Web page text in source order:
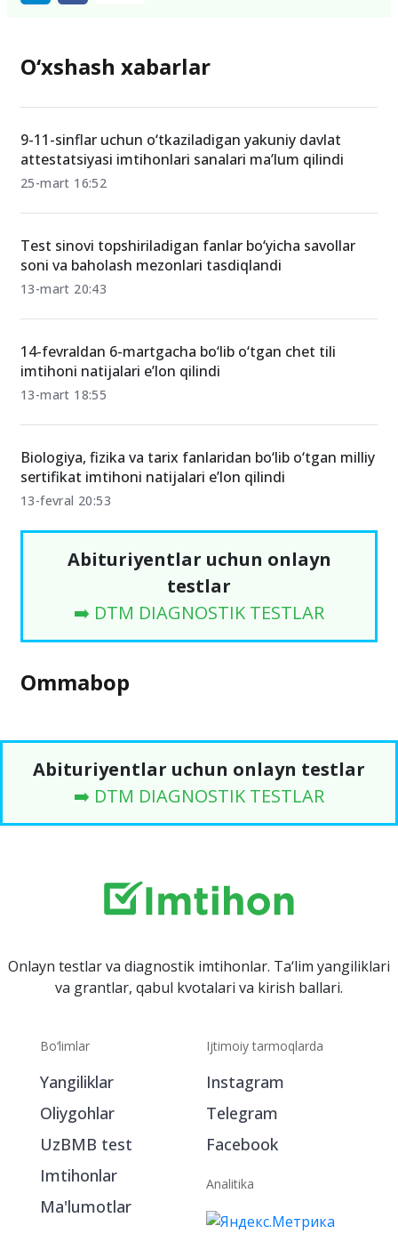
O‘xshash xabarlar
9-11-sinflar uchun o‘tkaziladigan yakuniy davlat
attestatsiyasi imtihonlari sanalari ma’lum qilindi
25-mart 16:52
Test sinovi topshiriladigan fanlar bo‘yicha savollar
soni va baholash mezonlari tasdiqlandi
13-mart 20:43
14-fevraldan 6-martgacha bo‘lib o‘tgan chet tili
imtihoni natijalari e’lon qilindi
13-mart 18:55
Biologiya, fizika va tarix fanlaridan bo‘lib o‘tgan milliy
sertifikat imtihoni natijalari e’lon qilindi
13-fevral 20:53
Abituriyentlar uchun onlayn
testlar
➡️ DTM DIAGNOSTIK TESTLAR
Ommabop
Abituriyentlar uchun onlayn testlar
➡️ DTM DIAGNOSTIK TESTLAR
Onlayn testlar va diagnostik imtihonlar. Ta‘lim yangiliklari
va grantlar, qabul kvotalari va kirish ballari.
Bo‘limlar
Yangiliklar
Oliygohlar
UzBMB test
Imtihonlar
Ma'lumotlar
Ijtimoiy tarmoqlarda
Instagram
Telegram
Facebook
Analitika